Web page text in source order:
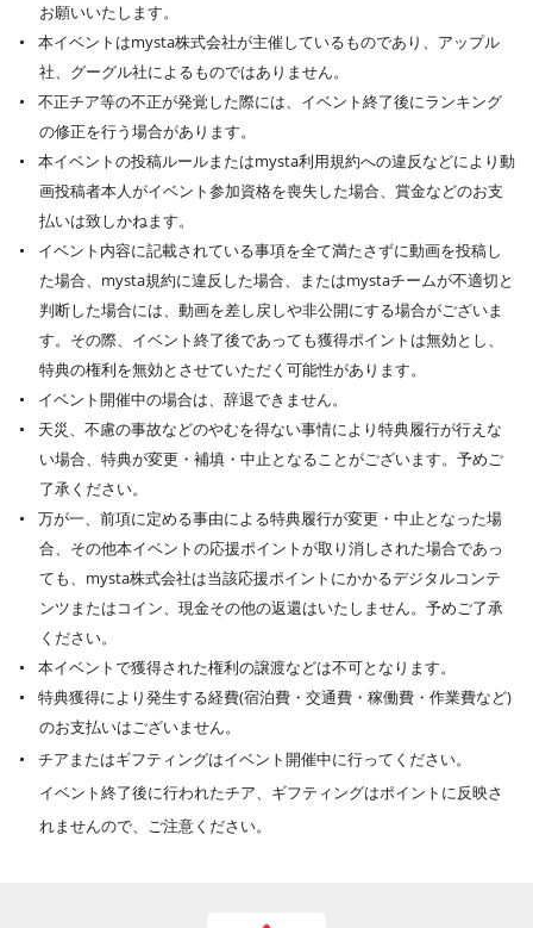
お願いいたします。
本イベントはmysta株式会社が主催しているものであり、アップル
社、グーグル社によるものではありません。
不正チア等の不正が発覚した際には、イベント終了後にランキング
の修正を行う場合があります。
本イベントの投稿ルールまたはmysta利用規約への違反などにより動
画投稿者本人がイベント参加資格を喪失した場合、賞金などのお支
払いは致しかねます。
イベント内容に記載されている事項を全て満たさずに動画を投稿し
た場合、mysta規約に違反した場合、またはmystaチームが不適切と
判断した場合には、動画を差し戻しや非公開にする場合がございま
す。その際、イベント終了後であっても獲得ポイントは無効とし、
特典の権利を無効とさせていただく可能性があります。
イベント開催中の場合は、辞退できません。
天災、不慮の事故などのやむを得ない事情により特典履行が行えな
い場合、特典が変更・補填・中止となることがございます。予めご
了承ください。
万が一、前項に定める事由による特典履行が変更・中止となった場
合、その他本イベントの応援ポイントが取り消しされた場合であっ
ても、mysta株式会社は当該応援ポイントにかかるデジタルコンテ
ンツまたはコイン、現金その他の返還はいたしません。予めご了承
ください。
本イベントで獲得された権利の譲渡などは不可となります。
特典獲得により発生する経費(宿泊費・交通費・稼働費・作業費など)
のお支払いはございません。
チアまたはギフティングはイベント開催中に行ってください。
イベント終了後に行われたチア、ギフティングはポイントに反映さ
れませんので、ご注意ください。